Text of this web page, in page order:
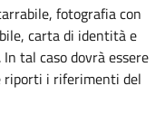
fotografia con
carta di identità e
tal caso dovrà essere
riporti i riferimenti del